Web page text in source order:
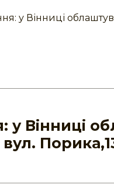
у Вінниці
у Вінниці